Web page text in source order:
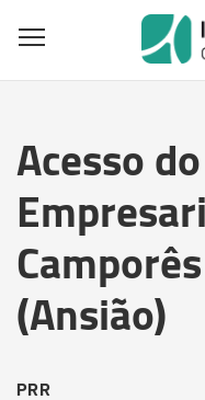
main
content
Toggle main menu
Acesso
(Ansião)
PRR